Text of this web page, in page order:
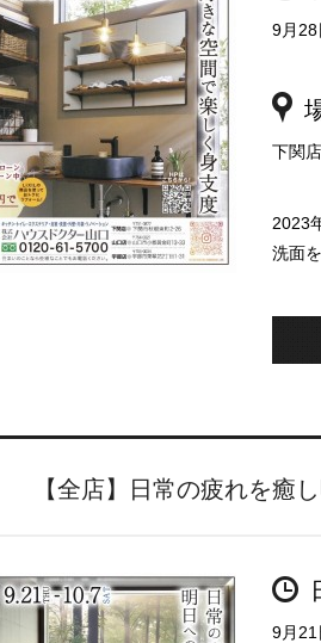
9月
下関
2023
洗面
【全店】日常の疲れを癒
9月